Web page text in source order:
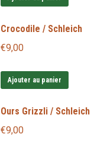
Crocodile / Schleich
€9,00
Ajouter au panier
Ours Grizzli / Schleich
€9,00